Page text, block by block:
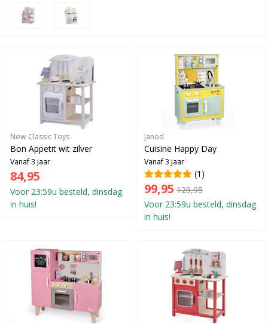
New Classic Toys
Bon Appetit wit zilver
Vanaf 3 jaar
84,95
Voor 23:59u besteld, dinsdag
in huis!
Janod
Cuisine Happy Day
Vanaf 3 jaar
(1)
99,95 129,95
Voor 23:59u besteld, dinsdag
in huis!